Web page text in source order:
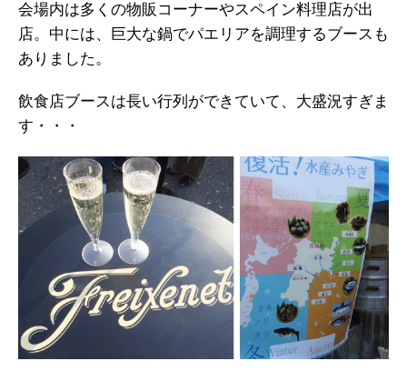
会場内は多くの物販コーナーやスペイン料理店が出
店。中には、巨大な鍋でパエリアを調理するブースも
ありました。
飲食店ブースは長い行列ができていて、大盛況すぎま
す・・・